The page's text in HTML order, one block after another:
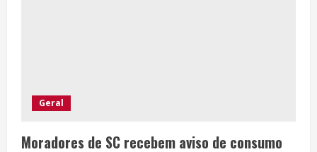
Geral
Moradores de SC recebem aviso de consumo